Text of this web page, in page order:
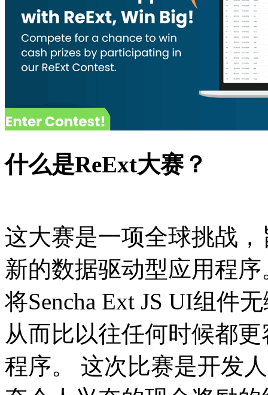
什么是ReExt大赛？
这大赛是一项全球挑战
新的数据驱动型应用程
将Sencha Ext JS UI组件
从而比以往任何时候都
程序。 这次比赛是开发